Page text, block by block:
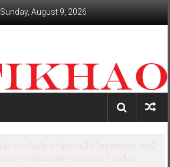
Sunday, August 9, 2026